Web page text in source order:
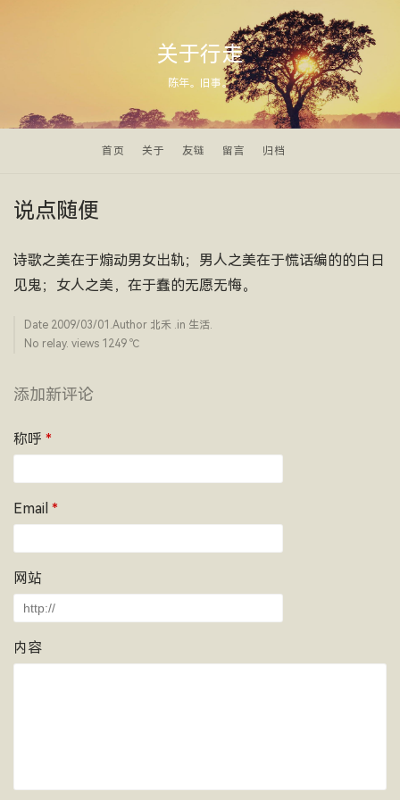
关于行走
陈年。旧事。
首页 关于 友链 留言 归档
说点随便
诗歌之美在于煽动男女出轨；男人之美在于慌话编的的白日
见鬼；女人之美，在于蠢的无愿无悔。
Date 2009/03/01 .Author 北禾 .in 生活.
No relay. views 1249 ­℃
添加新评论
称呼 *
Email *
网站
内容